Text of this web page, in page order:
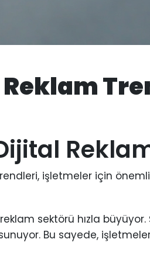
işletmeler için
sektörü hızla
Bu sayede,